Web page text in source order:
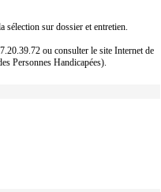
sélection sur dossier et entretien.
ou consulter le site Internet de
Personnes Handicapées).